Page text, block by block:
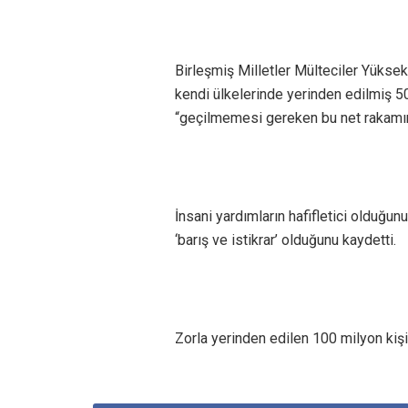
Birleşmiş Milletler Mülteciler Yüksek
kendi ülkelerinde yerinden edilmiş
“geçilmemesi gereken bu net
İnsani yardımların hafifletici
‘barış ve istikrar’ olduğunu kaydetti.
Zorla yerinden edilen 100 milyon